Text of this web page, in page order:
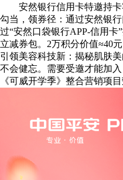
安然银行信用卡特邀持卡
勾当，领券径：通过安然银
过“安然口袋银行APP-信用卡
立减券包。2万积分价值≈40
引领美容科技新：揭秘肌肤
不会健忘。需要受邀才能加
《可威开学季》整合营销项